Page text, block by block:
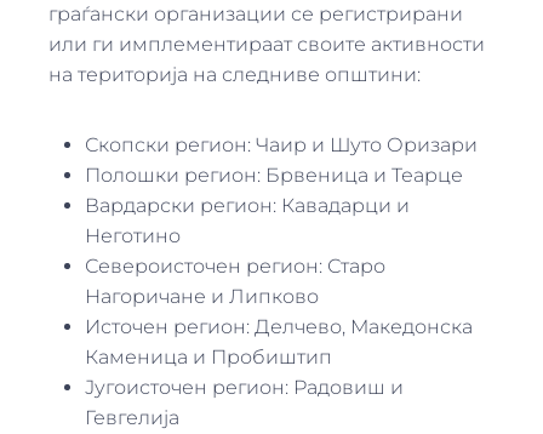
граѓански организации се регистрирани
или ги имплементираат своите активности
на територија на следниве општини:
Скопски регион: Чаир и Шуто Оризари
Полошки регион: Брвеница и Теарце
Вардарски регион: Кавадарци и
Неготино
Североисточен регион: Старо
Нагоричане и Липково
Источен регион: Делчево, Македонска
Каменица и Пробиштип
Југоисточен регион: Радовиш и
Гевгелија